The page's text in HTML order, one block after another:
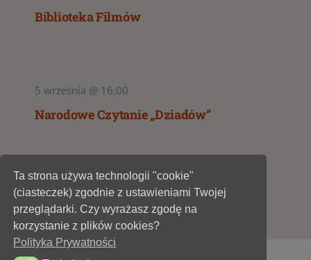
Biblioteka Filmów
5 września @ 16:00
Narodowe Czytanie „Dziadów”
1
Ta strona używa technologii "cookie"
(ciasteczek) zgodnie z ustawieniami Twojej
przeglądarki. Czy wyrażasz zgodę na
korzystanie z plików cookies?
Polityka Prywatności